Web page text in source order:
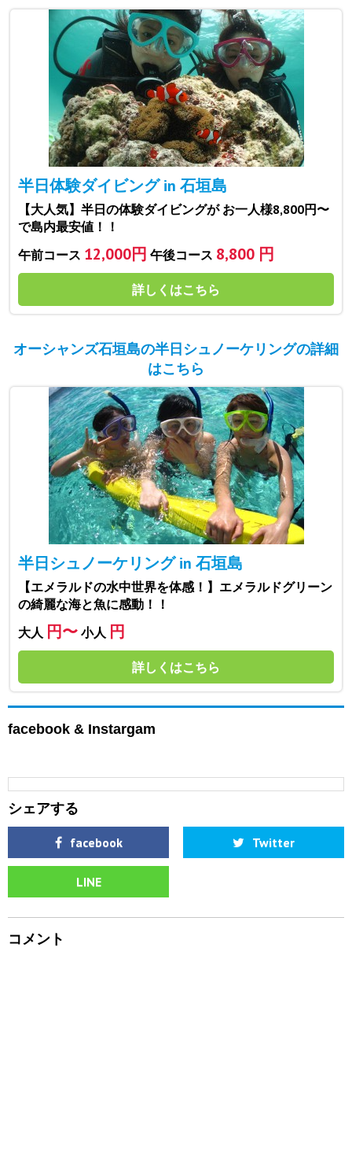
半日体験ダイビング in 石垣島
【大人気】半日の体験ダイビングが お一人様8,800円〜
で島内最安値！！
午前コース 12,000円 午後コース 8,800 円
詳しくはこちら
オーシャンズ石垣島の半日シュノーケリングの詳細
はこちら
半日シュノーケリング in 石垣島
【エメラルドの水中世界を体感！】エメラルドグリーン
の綺麗な海と魚に感動！！
大人 円〜 小人 円
詳しくはこちら
facebook & Instargam
シェアする
facebook Twitter
LINE
コメント